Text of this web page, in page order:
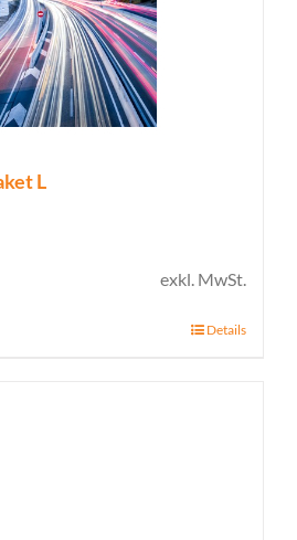
L
exkl. MwSt.
Details